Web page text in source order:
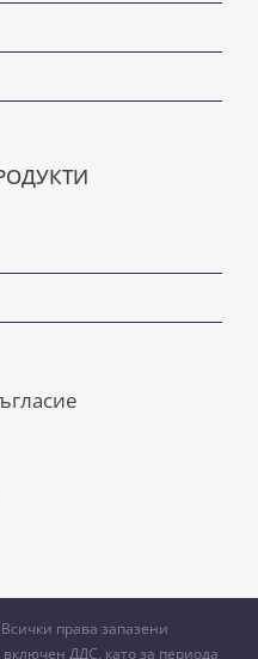
права запазени
ДДС, като за периода